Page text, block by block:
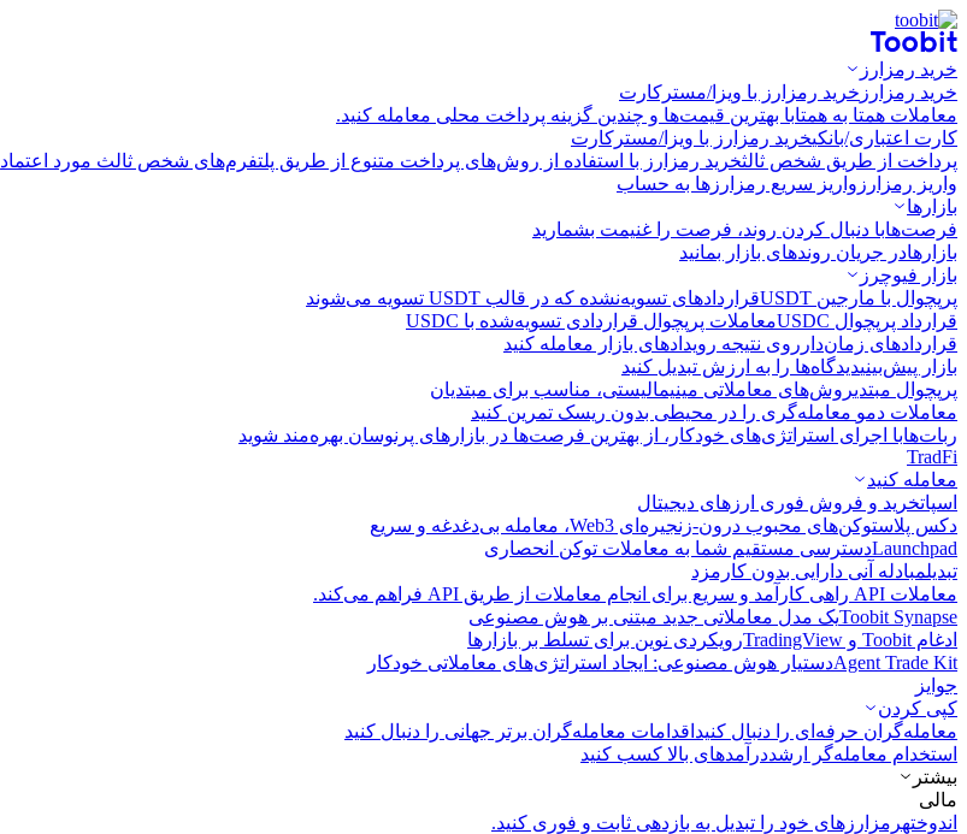
خرید رمزارز
خرید رمزارز خرید رمزارز با ویزا/مسترکارت
معاملات همتا به همتابا بهترین قیمت‌ها و چندین گزینه پرداخت محلی معامله کنید.
کارت اعتباری/بانکیخرید رمزارز با ویزا/مسترکارت
پرداخت از طریق شخص ثالثخرید رمزارز با استفاده از روش‌های پرداخت متنوع از طریق پلتفرم‌های شخص ثالث مورد اعتماد
واریز رمزارز واریز سریع رمزارزها به حساب
بازارها
فرصت‌هابا دنبال کردن روند، فرصت را غنیمت بشمارید
بازارهادر جریان روندهای بازار بمانید
بازار فیوچرز
پرپچوال با مارجین USDT
قراردادهای تسویه‌نشده که در قالب USDT تسویه می‌شوند
قرارداد پرپچوال USDC
معاملات پرپچوال قراردادی تسویه‌شده با USDC
قراردادهای زمان‌دار روی نتیجه رویدادهای بازار معامله کنید
بازار پیش‌بینیدیدگاه‌ها را به ارزش تبدیل کنید
پرپچوال مبتدیروش‌های معاملاتی مینیمالیستی، مناسب برای مبتدیان
معاملات دمو معامله‌گری را در محیطی بدون ریسک تمرین کنید
ربات‌هابا اجرای استراتژی‌های خودکار، از بهترین فرصت‌ها در بازارهای پرنوسان بهره‌مند شوید
TradFi
معامله کنید
اسپاتخرید و فروش فوری ارزهای دیجیتال
دکس پلاستوکن‌های محبوب درون-زنجیره‌ای Web3، معامله بی‌دغدغه و سریع
Launchpadدسترسی مستقیم شما به معاملات توکن انحصاری
تبدیلمبادله آنی دارایی بدون کارمزد
معاملات API
راهی کارآمد و سریع برای انجام معاملات از طریق API فراهم می‌کند.
Toobit Synapseیک مدل معاملاتی جدید مبتنی بر هوش مصنوعی
ادغام Toobit و TradingView
رویکردی نوین برای تسلط بر بازارها
Agent Trade Kitدستیار هوش مصنوعی: ایجاد استراتژی‌های معاملاتی خودکار
جوایز
کپی‌ کردن
معامله‌گران حرفه‌ای را دنبال کنید اقدامات معامله‌گران برتر جهانی را دنبال کنید
استخدام معامله‌گر ارشددرآمد‌های بالا کسب کنید
بیشتر
مالی
اندوختهرمزارزهای خود را تبدیل به بازدهی ثابت و فوری کنید.